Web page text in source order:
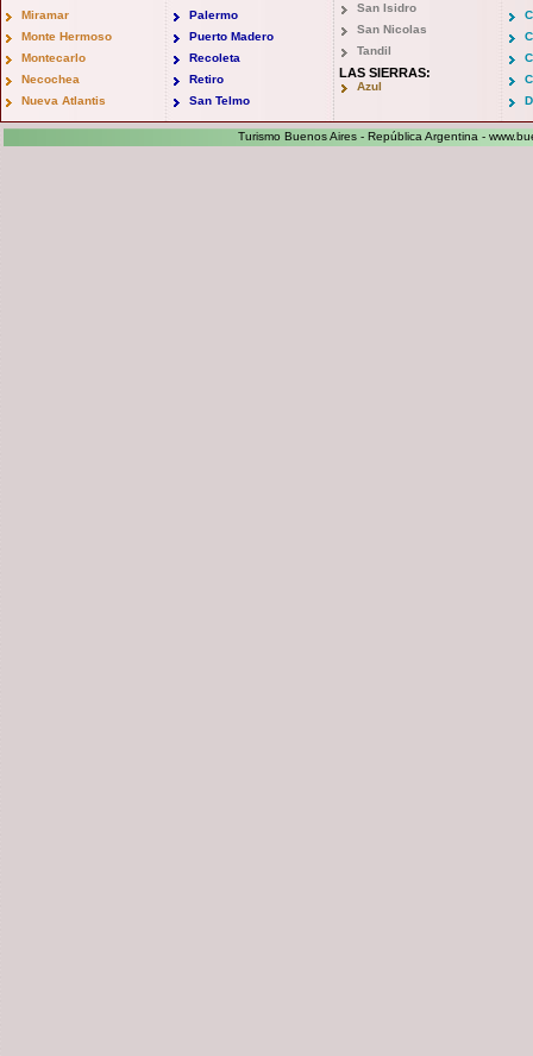
Miramar
Monte Hermoso
Montecarlo
Necochea
Nueva Atlantis
Palermo
Puerto Madero
Recoleta
Retiro
San Telmo
San Isidro
San Nicolas
Tandil
LAS SIERRAS:
Azul
Turismo Buenos Aires - República Argentina -